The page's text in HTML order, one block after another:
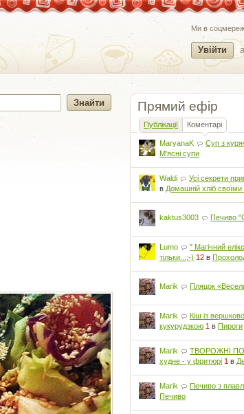
Ми в
Увійти
Прямий ефір
Публікації Коментарі
MaryanaK Суп з
М'ясні супи
Waldi Усі секрети
в Домашній хліб
kaktus3003 Печиво
Lumo
" Магічний
тільки...;-) 12 в
Marik Пляцок
Marik
Кіш із
кукурудзкою 1 вПироги
Marik
ТВОРОЖНІ
худне - у фритюрі 1 в
Marik Печиво з
Печиво